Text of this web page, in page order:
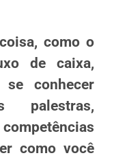
como o
de caixa,
conhecer
palestras,
como você